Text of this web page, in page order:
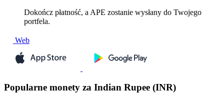
Dokończ płatność, a APE zostanie wysłany do Twojego
portfela.
Web
Popularne monety za Indian Rupee (INR)